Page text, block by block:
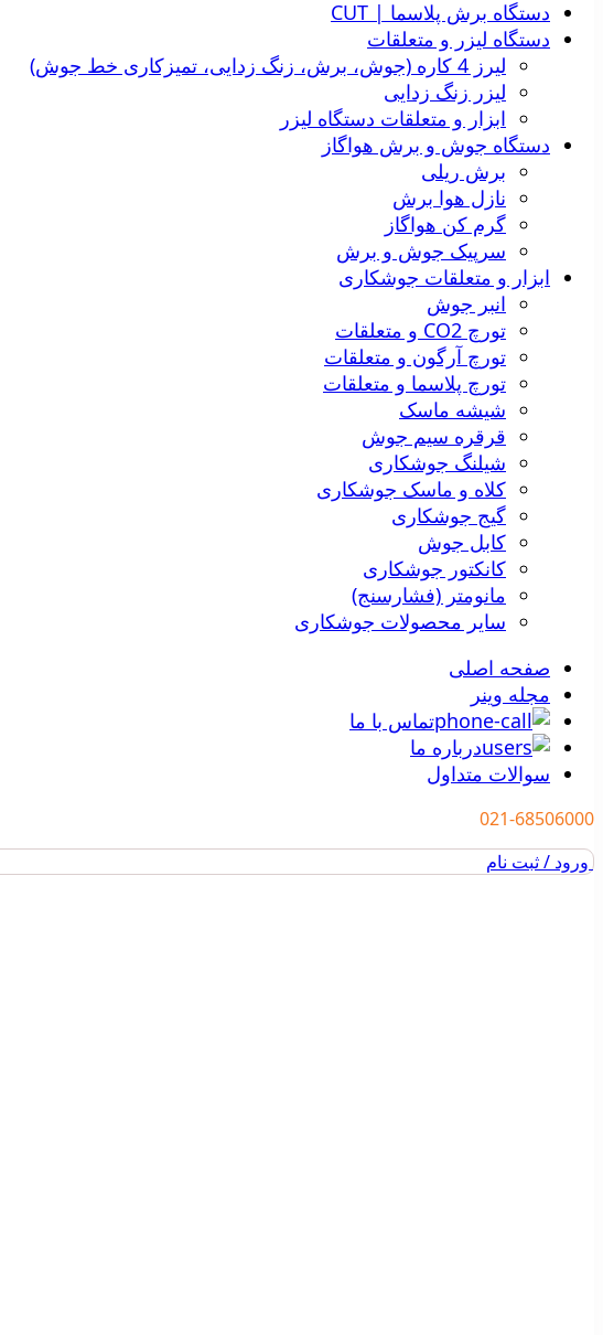
دستگاه برش پلاسما | CUT
دستگاه لیزر و متعلقات
لیرز 4 کاره (جوش، برش، زنگ زدایی، تمیزکاری خط جوش)
لیزر زنگ زدایی
ابزار و متعلقات دستگاه لیزر
دستگاه جوش و برش هواگاز
برش ریلی
نازل هوا برش
گرم کن هواگاز
سرپیک جوش و برش
ابزار و متعلقات جوشکاری
انبر جوش
تورچ CO2 و متعلقات
تورچ آرگون و متعلقات
تورچ پلاسما و متعلقات
شیشه ماسک
قرقره سیم جوش
شیلنگ جوشکاری
کلاه و ماسک جوشکاری
گیج جوشکاری
کابل جوش
کانکتور جوشکاری
مانومتر (فشارسنج)
سایر محصولات جوشکاری
صفحه اصلی
مجله وینر
تماس با ما
درباره ما
سوالات متداول
021-68506000
ورود / ثبت نام